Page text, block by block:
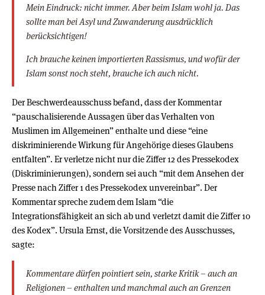
Mein Eindruck: nicht immer. Aber beim Islam wohl ja. Das
sollte man bei Asyl und Zuwanderung ausdrücklich
berücksichtigen!
Ich brauche keinen importierten Rassismus, und wofür der
Islam sonst noch steht, brauche ich auch nicht.
Der Beschwerdeausschuss befand, dass der Kommentar
“pauschalisierende Aussagen über das Verhalten von
Muslimen im Allgemeinen” enthalte und diese “eine
diskriminierende Wirkung für Angehörige dieses Glaubens
entfalten”. Er verletze nicht nur die Ziffer 12 des Pressekodex
(Diskriminierungen), sondern sei auch “mit dem Ansehen der
Presse nach Ziffer 1 des Pressekodex unvereinbar”. Der
Kommentar spreche zudem dem Islam “die
Integrationsfähigkeit an sich ab und verletzt damit die Ziffer 10
des Kodex”. Ursula Ernst, die Vorsitzende des Ausschusses,
sagte:
Kommentare dürfen pointiert sein, starke Kritik – auch an
Religionen – enthalten und manchmal auch an Grenzen